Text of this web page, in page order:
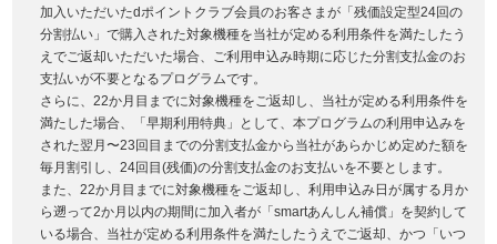
加入いただいたdポイントクラブ会員のお客さまが「残価設定型24回の
分割払い」で購入された対象機種を当社が定める利用条件を満たしたう
えでご返却いただいた場合、ご利用申込み時期に応じた分割支払金のお
支払いが不要となるプログラムです。
さらに、22か月目までに対象機種をご返却し、当社が定める利用条件を
満たした場合、「早期利用特典」として、本プログラムの利用申込みを
された翌月〜23回目までの分割支払金から当社があらかじめ定めた額を
毎月割引し、24回目(残価)の分割支払金のお支払いを不要とします。
また、22か月目までに対象機種をご返却し、利用申込み日が属する月か
ら遡って2か月以内の期間に加入者が「smartあんしん補償」を契約して
いる場合、当社が定める利用条件を満たしたうえでご返却、かつ「いつ